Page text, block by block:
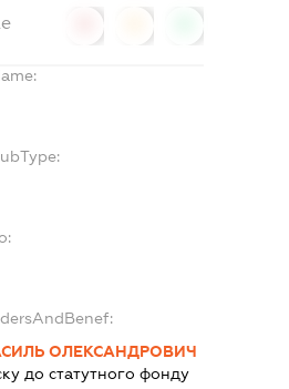
ОЛЕКСАНДРОВИЧ
до статутного фонду